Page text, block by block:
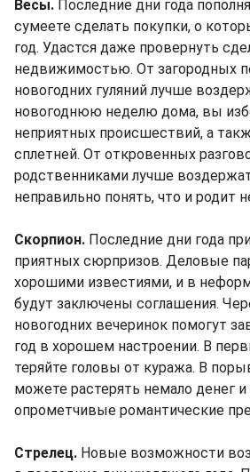
Весы. Последние дни года
сумеете сделать покупки, о
год. Удастся даже провернуть
недвижимостью. От загородных
новогодних гуляний лучше
новогоднюю неделю дома, вы
неприятных происшествий, а
сплетней. От откровенных
родственниками лучше
неправильно понять, что и родит
Скорпион. Последние дни года
приятных сюрпризов. Деловые
хорошими известиями, и в
будут заключены соглашения.
новогодних вечеринок помогут
год в хорошем настроении. В
теряйте головы от куража. В
можете растерять немало денег и
опрометчивые романтические
Стрелец. Новые возможности